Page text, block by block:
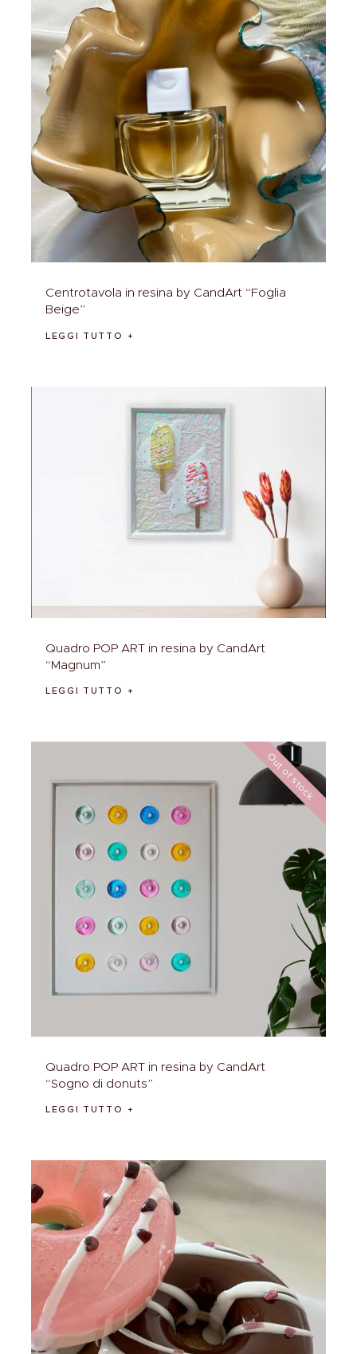
Centrotavola in resina by CandArt “Foglia
Beige”
LEGGI TUTTO
Quadro POP ART in resina by CandArt
“Magnum”
LEGGI TUTTO
Out of stock
Quadro POP ART in resina by CandArt
“Sogno di donuts”
LEGGI TUTTO